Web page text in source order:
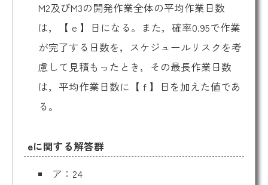
M2及びM3の開発作業全体の平均作業日数
は，【 e 】日になる。また，確率0.95で作業
が完了する日数を，スケジュールリスクを考
慮して見積もったとき，その最長作業日数
は，平均作業日数に【 f 】日を加えた値であ
る。
eに関する解答群
ア：24